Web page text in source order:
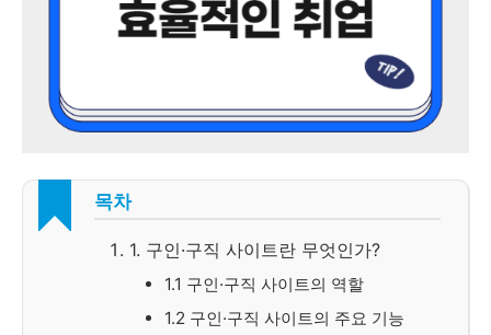
목차
1. 구인·구직 사이트란 무엇인가?
1.1 구인·구직 사이트의 역할
1.2 구인·구직 사이트의 주요 기능